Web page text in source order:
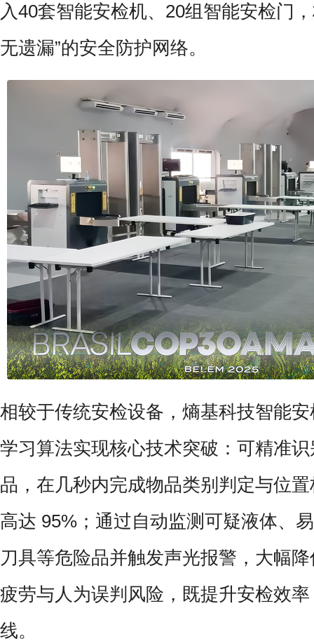
入40套智能安检机、20组智能安检门
无遗漏”的安全防护网络。
相较于传统安检设备，熵基科技智能
学习算法实现核心技术突破：可精准
品，在几秒内完成物品类别判定与位
高达 95%；通过自动监测可疑液体、
刀具等危险品并触发声光报警，大幅
疲劳与人为误判风险，既提升安检效
线。